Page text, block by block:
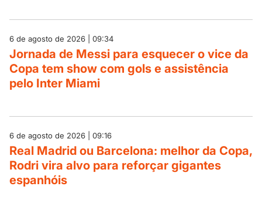
6 de agosto de 2026 | 09:34
Jornada de Messi para esquecer o vice da
Copa tem show com gols e assistência
pelo Inter Miami
6 de agosto de 2026 | 09:16
Real Madrid ou Barcelona: melhor da Copa,
Rodri vira alvo para reforçar gigantes
espanhóis